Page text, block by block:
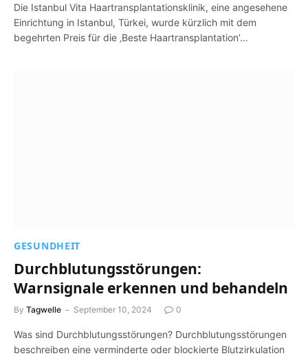
Die Istanbul Vita Haartransplantationsklinik, eine angesehene
Einrichtung in Istanbul, Türkei, wurde kürzlich mit dem
begehrten Preis für die ‚Beste Haartransplantation’…
GESUNDHEIT
Durchblutungsstörungen:
Warnsignale erkennen und behandeln
By Tagwelle September 10, 2024 0
Was sind Durchblutungsstörungen? Durchblutungsstörungen
beschreiben eine verminderte oder blockierte Blutzirkulation